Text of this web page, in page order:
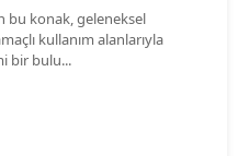
bu konak, geleneksel
kullanım alanlarıyla
bir bulu...